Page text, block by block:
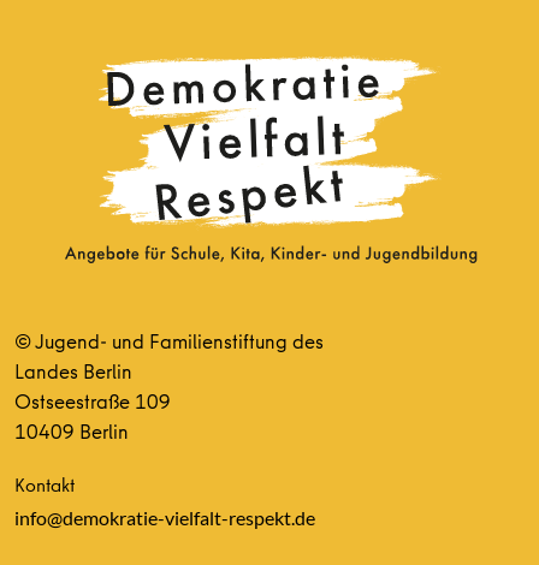
© Jugend- und Familienstiftung des
Landes Berlin
Ostseestraße 109
10409 Berlin
Kontakt
info@demokratie-vielfalt-respekt.de